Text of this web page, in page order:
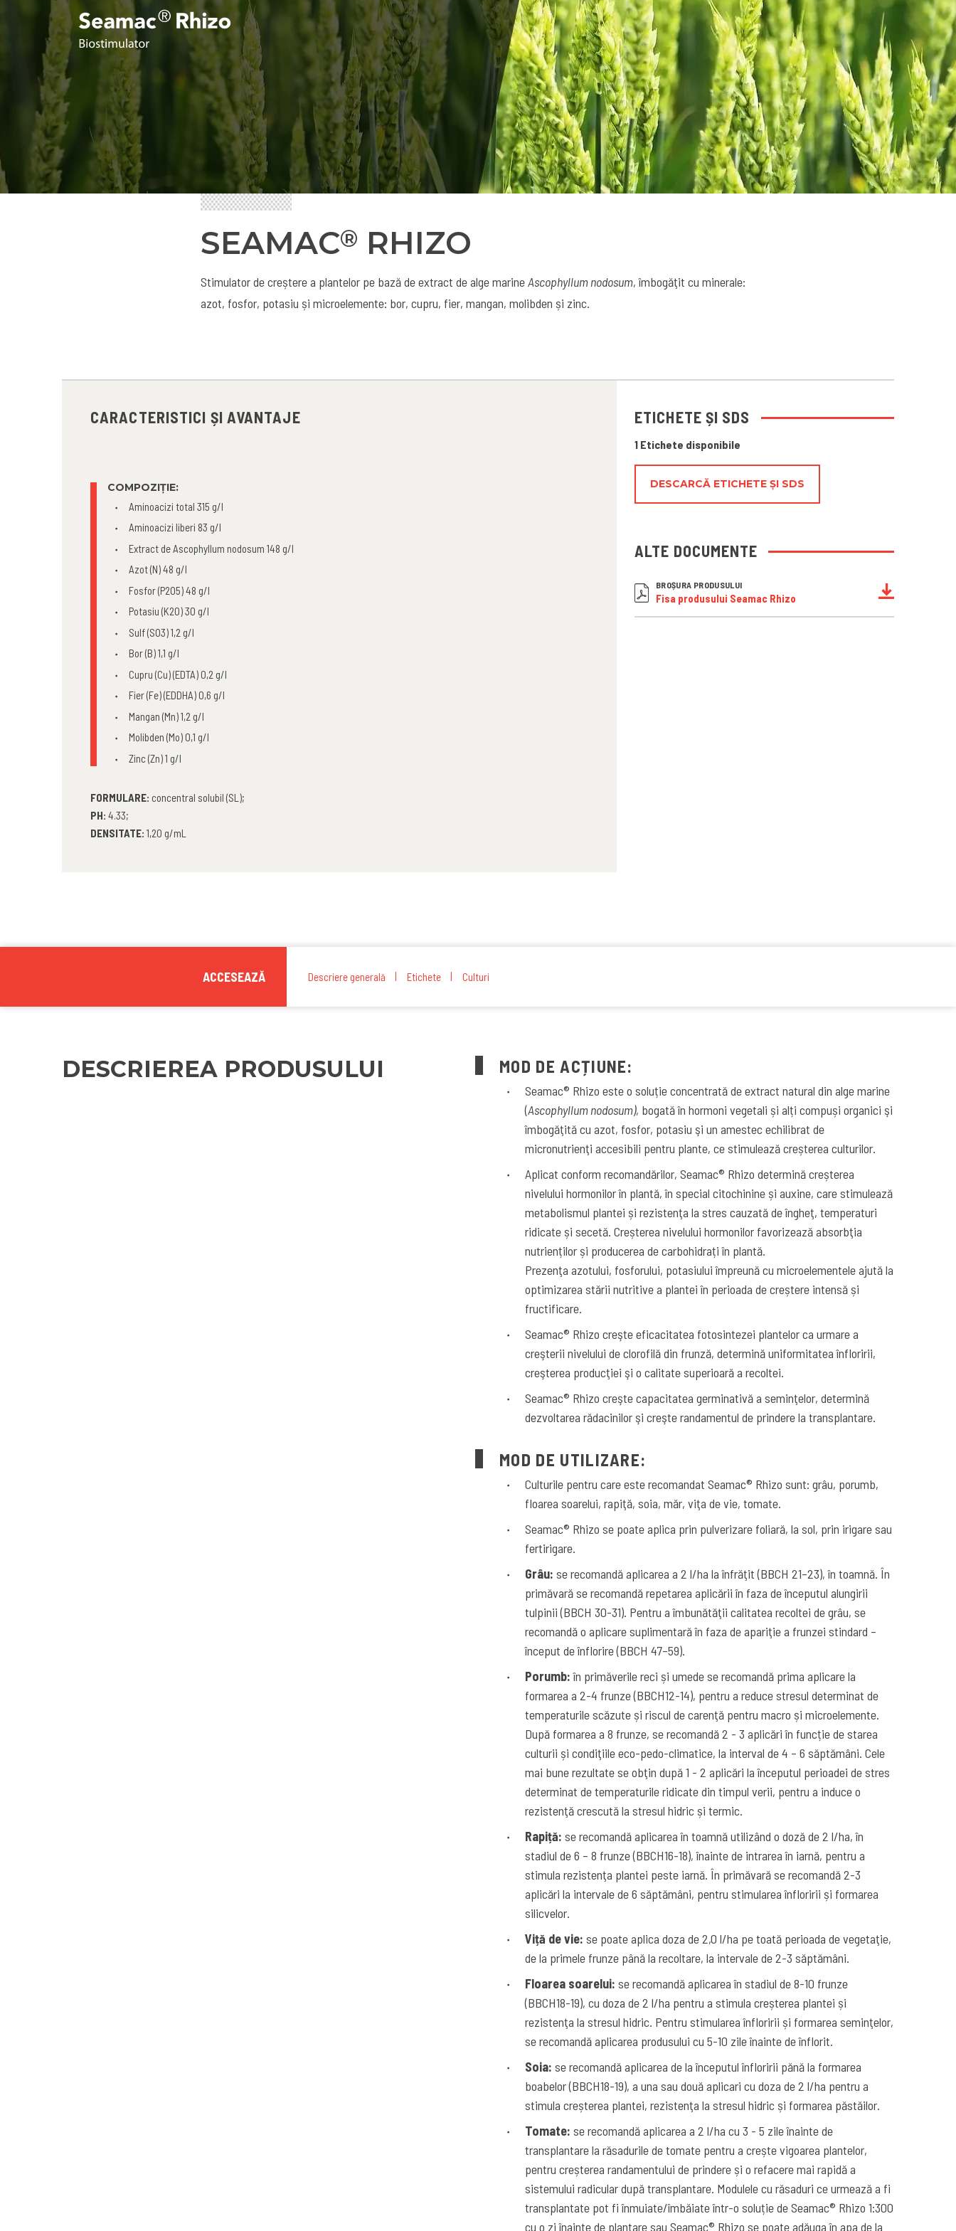
SEAMAC® RHIZO
Stimulator de creștere a plantelor pe bază de extract de alge marineAscophyllum nodosum, îmbogăţit cu minerale:
azot, fosfor, potasiu și microelemente: bor, cupru, fier, mangan, molibden și zinc.
CARACTERISTICI ȘI AVANTAJE
COMPOZIȚIE:
Aminoacizi total 315 g/l
Aminoacizi liberi 83 g/l
Extract de Ascophyllum nodosum 148 g/l
Azot (N) 48 g/l
Fosfor (P2O5) 48 g/l
Potasiu (K2O) 30 g/l
Sulf (SO3) 1,2 g/l
Bor (B) 1,1 g/l
Cupru (Cu) (EDTA) 0,2 g/l
Fier (Fe) (EDDHA) 0,6 g/l
Mangan (Mn) 1,2 g/l
Molibden (Mo) 0,1 g/l
Zinc (Zn) 1 g/l
FORMULARE: concentral solubil (SL);
PH: 4.33;
DENSITATE: 1,20 g/mL
ETICHETE ȘI SDS
1 Etichete disponibile
DESCARCĂ ETICHETE ȘI SDS
ALTE DOCUMENTE
BROȘURA PRODUSULUI
Fisa produsului Seamac Rhizo
ACCESEAZĂ Descriere generală Etichete Culturi
DESCRIEREA PRODUSULUI MOD DE ACȚIUNE:
Seamac® Rhizo este o soluție concentrată de extract natural din alge marine
(Ascophyllum nodosum), bogată în hormoni vegetali și alți compuși organici şi
îmbogăţită cu azot, fosfor, potasiu şi un amestec echilibrat de
micronutrienţi accesibili pentru plante, ce stimulează creșterea culturilor.
Aplicat conform recomandărilor, Seamac® Rhizo determină creșterea
nivelului hormonilor în plantă, în special citochinine și auxine, care stimulează
metabolismul plantei și rezistenţa la stres cauzată de îngheţ, temperaturi
ridicate și secetă. Creșterea nivelului hormonilor favorizează absorbţia
nutrienților și producerea de carbohidrați în plantă.
Prezenţa azotului, fosforului, potasiului împreună cu microelementele ajută la
optimizarea stării nutritive a plantei în perioada de creștere intensă și
fructificare.
Seamac® Rhizo creşte eficacitatea fotosintezei plantelor ca urmare a
creşterii nivelului de clorofilă din frunză, determină uniformitatea înfloririi,
creşterea producţiei şi o calitate superioară a recoltei.
Seamac® Rhizo creşte capacitatea germinativă a seminţelor, determină
dezvoltarea rădacinilor şi creşte randamentul de prindere la transplantare.
MOD DE UTILIZARE:
Culturile pentru care este recomandat Seamac® Rhizo sunt: grâu, porumb,
floarea soarelui, rapiţă, soia, măr, viţa de vie, tomate.
Seamac® Rhizo se poate aplica prin pulverizare foliară, la sol, prin irigare sau
fertirigare.
Grâu: se recomandă aplicarea a 2 l/ha la înfrăţit (BBCH 21–23), în toamnă. În
primăvară se recomandă repetarea aplicării în faza de începutul alungirii
tulpinii (BBCH 30-31). Pentru a îmbunătăţii calitatea recoltei de grâu, se
recomandă o aplicare suplimentară în faza de apariţie a frunzei stindard –
început de înflorire (BBCH 47–59).
Porumb:în primăverile reci și umede se recomandă prima aplicare la
formarea a 2-4 frunze (BBCH12-14), pentru a reduce stresul determinat de
temperaturile scăzute și riscul de carenţă pentru macro și microelemente.
După formarea a 8 frunze, se recomandă 2 - 3 aplicări în funcție de starea
culturii și condiţiile eco-pedo-climatice, la interval de 4 – 6 săptămâni. Cele
mai bune rezultate se obţin după 1 - 2 aplicări la începutul perioadei de stres
determinat de temperaturile ridicate din timpul verii, pentru a induce o
rezistenţă crescută la stresul hidric și termic.
Rapiță: se recomandă aplicarea în toamnă utilizând o doză de 2 l/ha, în
stadiul de 6 – 8 frunze (BBCH16-18), înainte de intrarea în iarnă, pentru a
stimula rezistenţa plantei peste iarnă. În primăvară se recomandă 2-3
aplicări la intervale de 6 săptămâni, pentru stimularea înfloririi și formarea
silicvelor.
Viță de vie: se poate aplica doza de 2,0 l/ha pe toată perioada de vegetaţie,
de la primele frunze până la recoltare, la intervale de 2-3 săptămâni.
Floarea soarelui: se recomandă aplicarea în stadiul de 8-10 frunze
(BBCH18-19), cu doza de 2 l/ha pentru a stimula creșterea plantei și
rezistenţa la stresul hidric. Pentru stimularea înfloririi și formarea seminţelor,
se recomandă aplicarea produsului cu 5-10 zile înainte de înflorit.
Soia: se recomandă aplicarea de la începutul înfloririi pănă la formarea
boabelor (BBCH18-19), a una sau două aplicari cu doza de 2 l/ha pentru a
stimula creșterea plantei, rezistenţa la stresul hidric și formarea păstăilor.
Tomate: se recomandă aplicarea a 2 l/ha cu 3 - 5 zile înainte de
transplantare la răsadurile de tomate pentru a crește vigoarea plantelor,
pentru creșterea randamentului de prindere și o refacere mai rapidă a
sistemului radicular după transplantare. Modulele cu răsaduri ce urmează a fi
transplantate pot fi înmuiate/îmbăiate într-o soluție de Seamac® Rhizo 1:300
cu o zi înainte de plantare sau Seamac® Rhizo se poate adăuga în apa de la